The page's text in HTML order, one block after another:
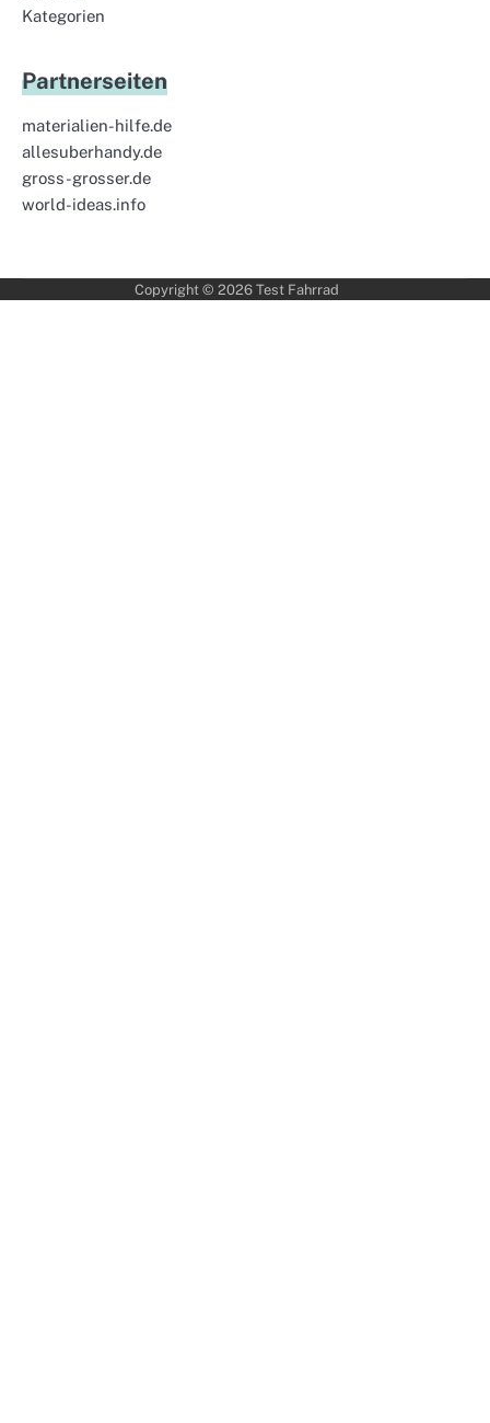
Kategorien
Partnerseiten
materialien-hilfe.de
allesuberhandy.de
gross-grosser.de
world-ideas.info
Copyright © 2026 Test Fahrrad